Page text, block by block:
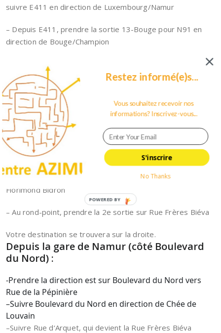
suivre E411 en direction de Luxembourg/Namur
– Depuis E411, prendre la sortie 13-Bouge pour N91 en
direction de Bouge/Champion
– Prendre Rue Joseph Debehogne en direction de Rue
Frères Biéva
– Prendre à droite sur Chée de Louvain/N91
– Tourner à droite au 1er croisement et continuer sur Rue
Joseph Debehogne
– Continuer tout droit sur Rue Florimond Bidron
– Au rond-point, prendre la 3e sortie et continuer sur Rue
Florimond Bidron
– Au rond-point, prendre la 2e sortie sur Rue Frères Biéva
Votre destination se trouvera sur la droite.
Depuis la gare de Namur (côté Boulevard
du Nord) :
-Prendre la direction estsur Boulevard du Nord vers
Rue de la Pépinière
–Suivre Boulevard du Nord en direction de Chée de
Louvain
–Suivre Rue d‘Arquet, qui devient la Rue Frères Biéva
S'inscrire
Restez informé(e)s...
Vous souhaitez recevoir nos
informations? Inscrivez-vous...
No Thanks
POWERED BY